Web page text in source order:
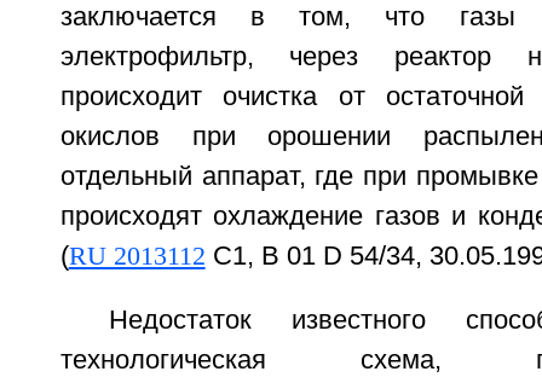
заключается в том, что газы
электрофильтр, через реактор
происходит очистка от
окислов при орошении
отдельный аппарат, где при
происходят охлаждение газов и
(RU 2013112 С1, В 01 D 54/34,
Недостаток известного
технологическая схема,